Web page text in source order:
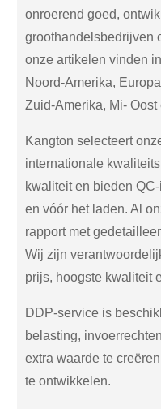
onroerend goed,
groothandelsbedrijven
onze artikelen vinden
Noord-Amerika,
Zuid-Amerika, Mi- Oost
Kangton selecteert
internationale
kwaliteit en bieden
en vóór het laden. Al
rapport met
Wij zijn
prijs, hoogste kwaliteit
DDP-service is
belasting,
extra waarde te
te ontwikkelen.